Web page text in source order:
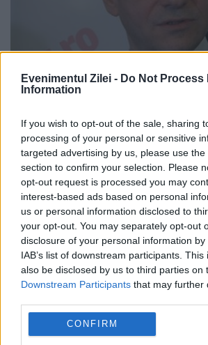
Evenimentul Zilei - Do Not Process
Information
If you wish to opt-out of the sale, sharing
processing of your personal or sensitive
targeted advertising by us, please use
section to confirm your selection. Please
opt-out request is processed you may
interest-based ads based on personal
us or personal information disclosed to
your opt-out. You may separately opt-out
disclosure of your personal information
IAB’s list of downstream participants.
also be disclosed by us to third parties on
Downstream Participants that may further
CONFIRM
16 IANUARIE 2018
După cum a relatat EVZ încă
începutul acestei luni, PNL
în garda liderului liberal
intrând noi consilieri, Cristian
Bogdan Glăvan. „Am